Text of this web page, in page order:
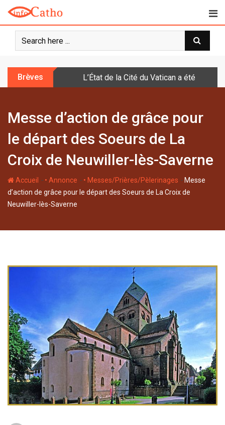
o
Brèves L’État de la Cité du Vatican a été doté
Messe d’action de grâce pour
le départ des Soeurs de La
Croix de Neuwiller-lès-Saverne
Accueil - • Annonce - • Messes/Prières/Pèlerinages - Messe
d’action de grâce pour le départ des Soeurs de La Croix de
Neuwiller-lès-Saverne